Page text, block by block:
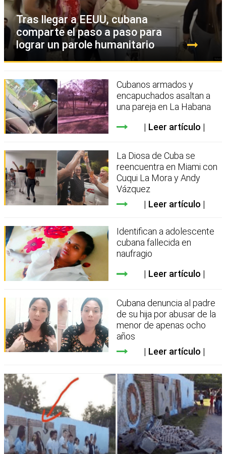
Tras llegar a EEUU, cubana
comparte el paso a paso para
lograr un parole humanitario
Cubanos armados y
encapuchados asaltan a
una pareja en La Habana
Leer artículo
La Diosa de Cuba se
reencuentra en Miami con
Cuqui La Mora y Andy
Vázquez
Leer artículo
Identifican a adolescente
cubana fallecida en
naufragio
Leer artículo
Cubana denuncia al padre
de su hija por abusar de la
menor de apenas ocho
años
Leer artículo